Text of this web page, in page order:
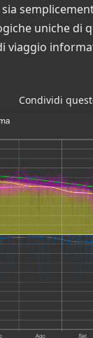
uniche di
viaggio
Condividi